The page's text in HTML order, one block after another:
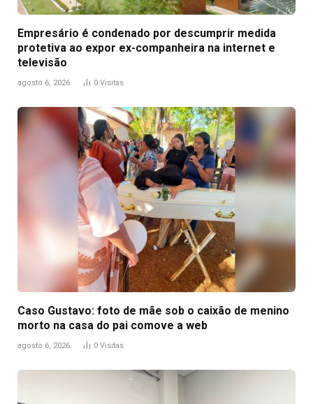
Empresário é condenado por descumprir medida
protetiva ao expor ex-companheira na internet e
televisão
agosto 6, 2026 0 Visitas
Caso Gustavo: foto de mãe sob o caixão de menino
morto na casa do pai comove a web
agosto 6, 2026 0 Visitas